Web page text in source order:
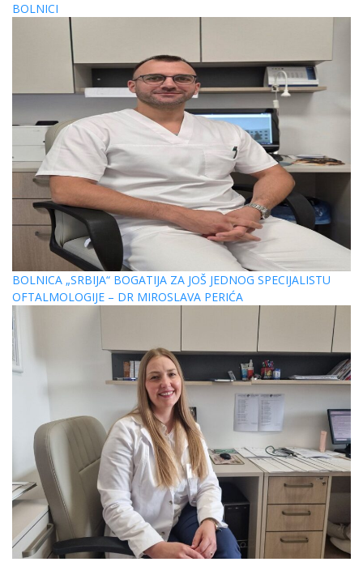
BOLNICI
BOLNICA „SRBIJA“ BOGATIJA ZA JOŠ JEDNOG SPECIJALISTU
OFTALMOLOGIJE – DR MIROSLAVA PERIĆA